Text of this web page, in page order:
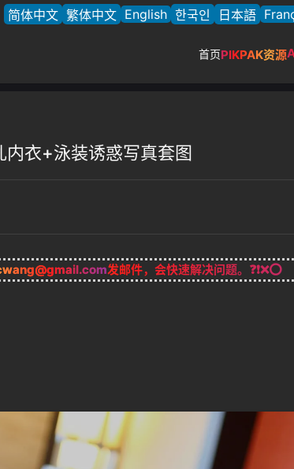
简体中文 繁体中文 English 한국인 日本語
首页PIKPAK资源
衣+泳装诱惑写真套图
发邮件，会快速解决问题。❓❗❌⭕